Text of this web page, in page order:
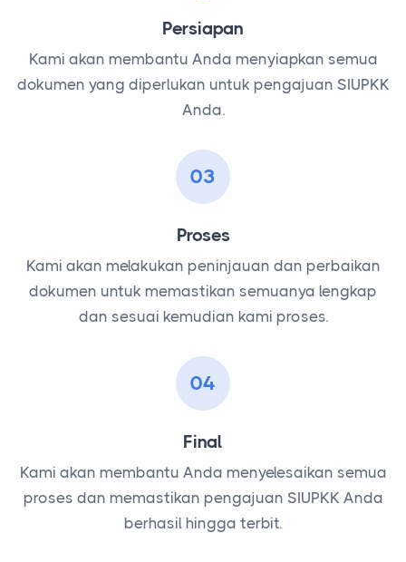
Persiapan
Kami akan membantu Anda menyiapkan semua
dokumen yang diperlukan untuk pengajuan SIUPKK
Anda.
03
Proses
Kami akan melakukan peninjauan dan perbaikan
dokumen untuk memastikan semuanya lengkap
dan sesuai kemudian kami proses.
04
Final
Kami akan membantu Anda menyelesaikan semua
proses dan memastikan pengajuan SIUPKK Anda
berhasil hingga terbit.